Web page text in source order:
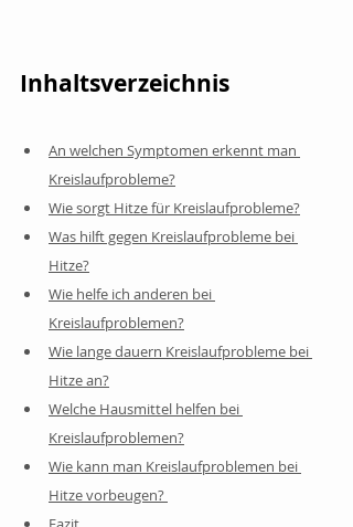
Inhaltsverzeichnis
An welchen Symptomen erkennt man
Kreislaufprobleme?
Wie sorgt Hitze für Kreislaufprobleme?
Was hilft gegen Kreislaufprobleme bei
Hitze?
Wie helfe ich anderen bei
Kreislaufproblemen?
Wie lange dauern Kreislaufprobleme bei
Hitze an?
Welche Hausmittel helfen bei
Kreislaufproblemen?
Wie kann man Kreislaufproblemen bei
Hitze vorbeugen?